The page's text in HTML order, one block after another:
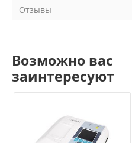
Отзывы
Возможно вас
заинтересуют